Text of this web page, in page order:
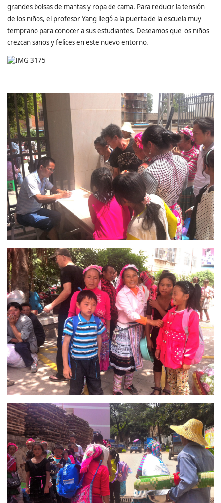
grandes bolsas de mantas y ropa de cama. Para reducir la tensión
de los niños, el profesor Yang llegó a la puerta de la escuela muy
temprano para conocer a sus estudiantes. Deseamos que los niños
crezcan sanos y felices en este nuevo entorno.